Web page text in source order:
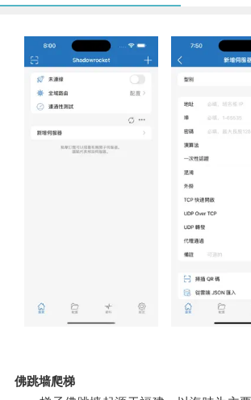
佛跳墙爬梯